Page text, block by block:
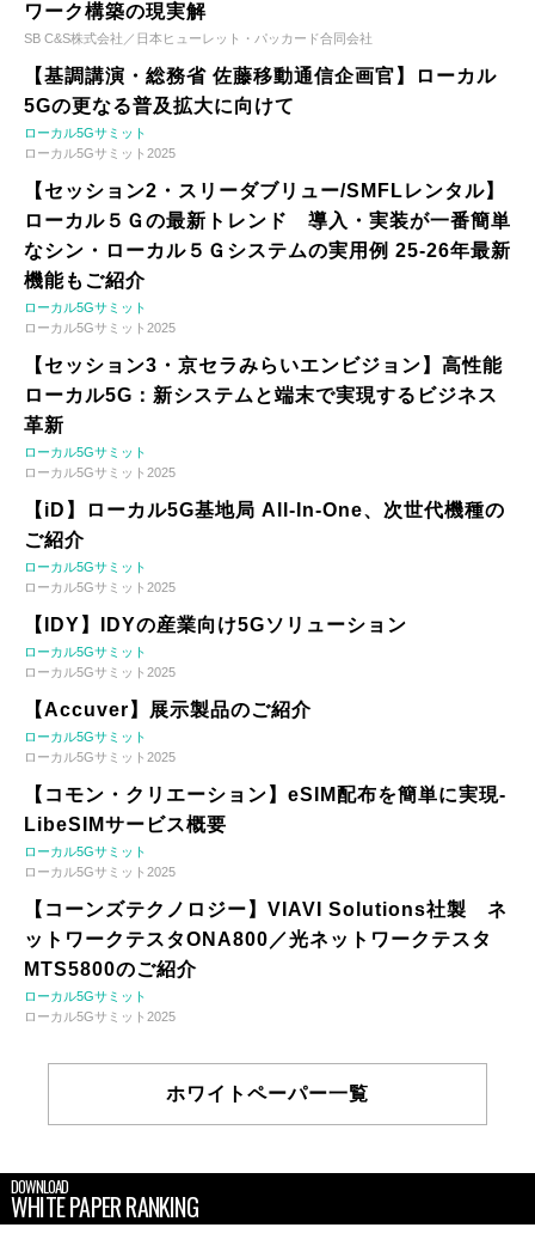
ワーク構築の現実解
SB C&S株式会社／日本ヒューレット・パッカード合同会社
【基調講演・総務省 佐藤移動通信企画官】ローカル
5Gの更なる普及拡大に向けて
ローカル5Gサミット
ローカル5Gサミット2025
【セッション2・スリーダブリュー/SMFLレンタル】
ローカル５Ｇの最新トレンド 導入・実装が一番簡単
なシン・ローカル５Ｇシステムの実用例 25-26年最新
機能もご紹介
ローカル5Gサミット
ローカル5Gサミット2025
【セッション3・京セラみらいエンビジョン】高性能
ローカル5G：新システムと端末で実現するビジネス
革新
ローカル5Gサミット
ローカル5Gサミット2025
【iD】ローカル5G基地局 All-In-One、次世代機種の
ご紹介
ローカル5Gサミット
ローカル5Gサミット2025
【IDY】IDYの産業向け5Gソリューション
ローカル5Gサミット
ローカル5Gサミット2025
【Accuver】展示製品のご紹介
ローカル5Gサミット
ローカル5Gサミット2025
【コモン・クリエーション】eSIM配布を簡単に実現-
LibeSIMサービス概要
ローカル5Gサミット
ローカル5Gサミット2025
【コーンズテクノロジー】VIAVI Solutions社製 ネ
ットワークテスタONA800／光ネットワークテスタ
MTS5800のご紹介
ローカル5Gサミット
ローカル5Gサミット2025
ホワイトペーパー一覧
DOWNLOAD
WHITE PAPER RANKING